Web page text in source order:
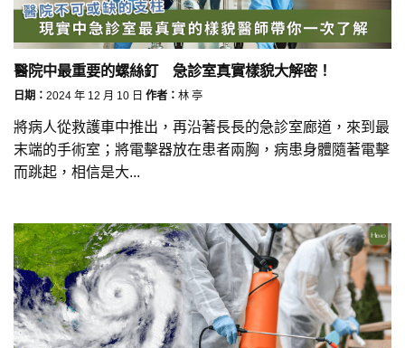
醫院中最重要的螺絲釘 急診室真實樣貌大解密！
日期： 2024 年 12 月 10 日 作者： 林 亭
將病人從救護車中推出，再沿著長長的急診室廊道，來到最
末端的手術室；將電擊器放在患者兩胸，病患身體隨著電擊
而跳起，相信是大...